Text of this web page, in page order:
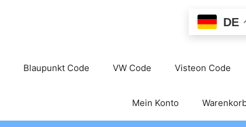
DE
Blaupunkt Code VW Code Visteon Code
Mein Konto